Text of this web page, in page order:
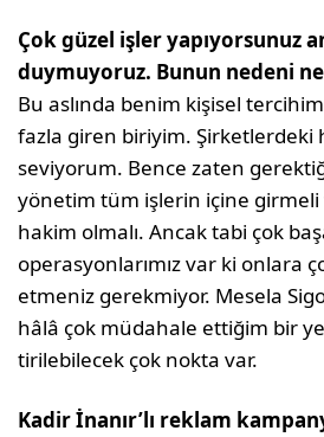
Çok güzel işler yapıyorsunuz
duymuyoruz. Bunun ne­deni
Bu aslında benim kişisel
fazla giren biriyim. Şirketlerdeki
seviyorum. Bence za­ten
yönetim tüm işlerin içine girmeli
hakim olmalı. Ancak tabi çok
operasyonlarımız var ki onlara
etmeniz gerek­miyor. Mesela
hâlâ çok müdahale ettiğim bir
tirilebilecek çok nokta var.
Kadir İnanır’lı reklam